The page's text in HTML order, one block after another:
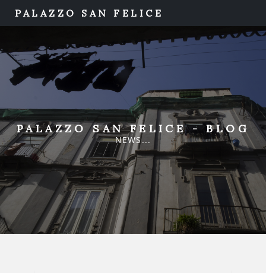
PALAZZO SAN FELICE
PALAZZO SAN FELICE - BLOG
NEWS...